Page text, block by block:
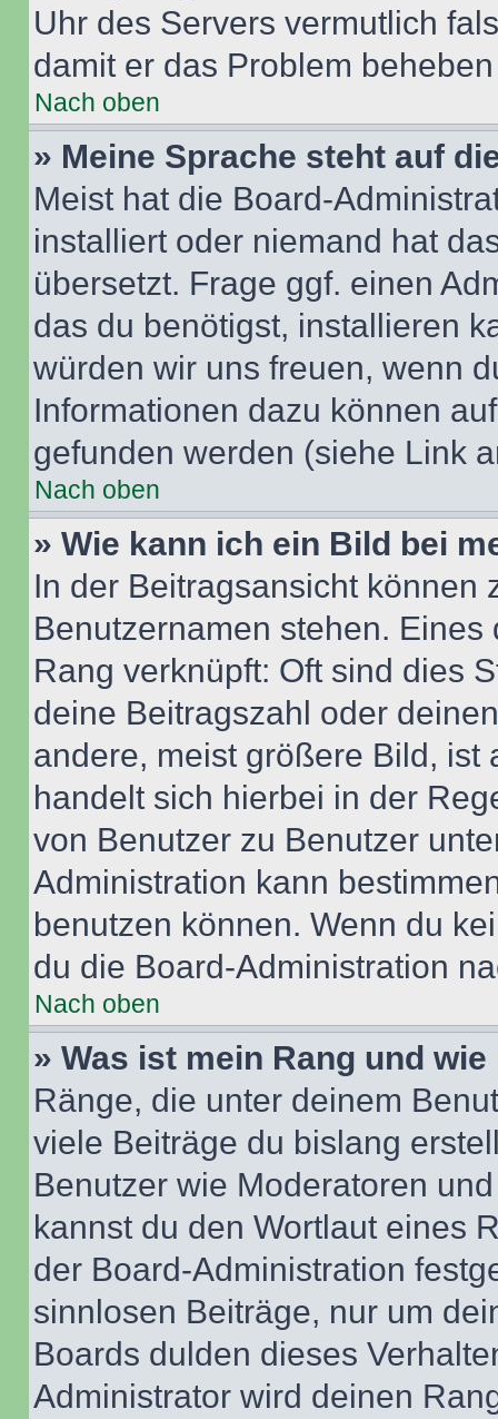
Uhr des Servers vermutlich
damit er das Problem
Nach oben
» Meine Sprache steht auf
Meist hat die Board-
installiert oder niemand hat
übersetzt. Frage ggf. einen
das du benötigst, installieren
würden wir uns freuen, wenn
Informationen dazu können
gefunden werden (siehe Link
Nach oben
» Wie kann ich ein Bild bei
In der Beitragsansicht können
Benutzernamen stehen.
Rang verknüpft: Oft sind dies
deine Beitragszahl oder
andere, meist größere Bild, ist
handelt sich hierbei in der
von Benutzer zu Benutzer
Administration kann
benutzen können. Wenn du
du die Board-Administration
Nach oben
» Was ist mein Rang und
Ränge, die unter deinem
viele Beiträge du bislang
Benutzer wie Moderatoren
kannst du den Wortlaut eines
der Board-Administration
sinnlosen Beiträge, nur um
Boards dulden dieses
Administrator wird deinen